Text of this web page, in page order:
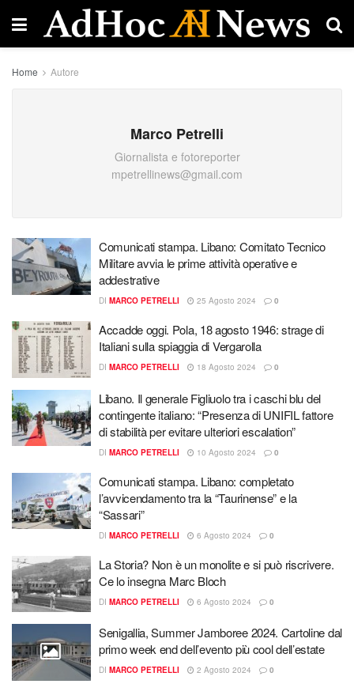
Home Autore
Marco Petrelli
Giornalista e fotoreporter
mpetrellinews@gmail.com
Comunicati stampa. Libano: Comitato Tecnico
Militare avvia le prime attività operative e
addestrative
DI MARCO PETRELLI 25 Agosto 2024 0
Accadde oggi. Pola, 18 agosto 1946: strage di
Italiani sulla spiaggia di Vergarolla
DI MARCO PETRELLI 18 Agosto 2024 0
Libano. Il generale Figliuolo tra i caschi blu del
contingente italiano: “Presenza di UNIFIL fattore
di stabilità per evitare ulteriori escalation”
DI MARCO PETRELLI 10 Agosto 2024 0
Comunicati stampa. Libano: completato
l’avvicendamento tra la “Taurinense” e la
“Sassari”
DI MARCO PETRELLI 6 Agosto 2024 0
La Storia? Non è un monolite e si può riscrivere.
Ce lo insegna Marc Bloch
DI MARCO PETRELLI 6 Agosto 2024 0
Senigallia, Summer Jamboree 2024. Cartoline dal
primo week end dell’evento più cool dell’estate
DI MARCO PETRELLI 2 Agosto 2024 0